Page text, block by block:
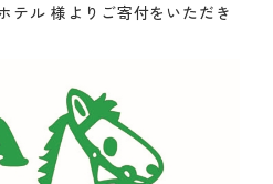
テル 様よりご寄付をいただき